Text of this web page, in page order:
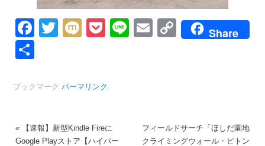
Facebook
Twitter
MixiPocket
LineEmailCopyShare
ブックマーク パーマリンク
«【速報】新型Kindle Fireに
Google Playストア【ハイパー
フィールドサーチ「ほしだ園地
クライミングウォール・ピトン